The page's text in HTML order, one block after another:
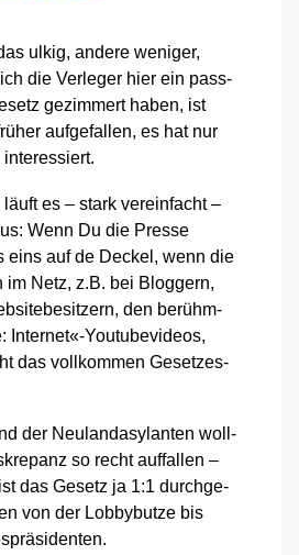
ulkig, ande­re weni­ger,
die Ver­le­ger hier ein pass­
gezim­mert haben, ist
auf­ge­fal­len, es hat nur
es – stark ver­ein­facht –
Wenn Du die Pres­se
eins auf de Deckel, wenn die
im Netz, z.B. bei Blog­gern,
den berühm­
Internet«-Youtubevideos,
das voll­kom­men Geset­zes­
der Neu­lan­dasy­lan­ten woll­
so recht auf­fal­len –
das Gesetz ja 1:1 durch­ge­
von der Lob­by­but­ze bis